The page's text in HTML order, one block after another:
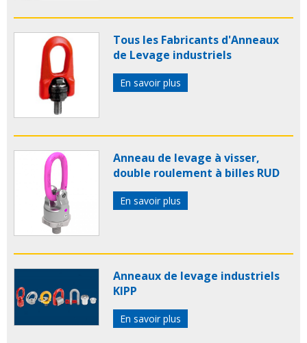
Tous les Fabricants d'Anneaux
de Levage industriels
En savoir plus
Anneau de levage à visser,
double roulement à billes RUD
En savoir plus
Anneaux de levage industriels
KIPP
En savoir plus